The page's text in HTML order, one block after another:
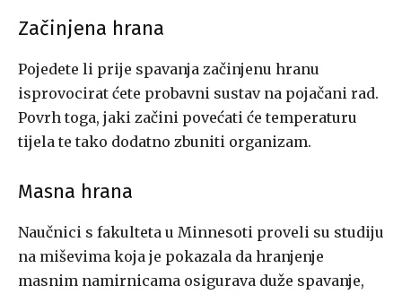
Začinjena hrana
Pojedete li prije spavanja začinjenu hranu
isprovocirat ćete probavni sustav na pojačani rad.
Povrh toga, jaki začini povećati će temperaturu
tijela te tako dodatno zbuniti organizam.
Masna hrana
Naučnici s fakulteta u Minnesoti proveli su studiju
na miševima koja je pokazala da hranjenje
masnim namirnicama osigurava duže spavanje,